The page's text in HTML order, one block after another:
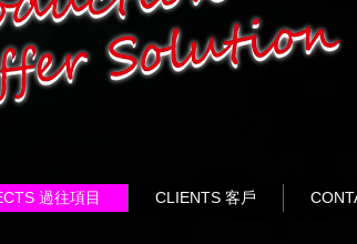
過往項目 CLIENTS 客戶